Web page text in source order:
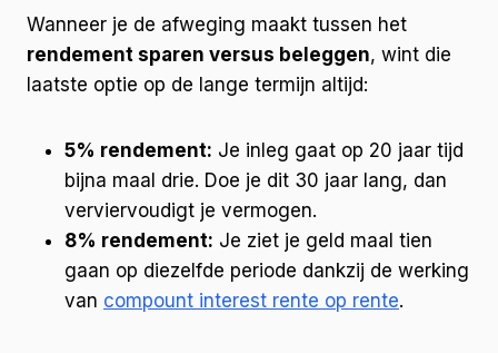
Wanneer je de afweging maakt tussen het
rendement sparen versus beleggen, wint die
laatste optie op de lange termijn altijd:
5% rendement: Je inleg gaat op 20 jaar tijd
bijna maal drie. Doe je dit 30 jaar lang, dan
verviervoudigt je vermogen.
8% rendement: Je ziet je geld maal tien
gaan op diezelfde periode dankzij de werking
van compount interest rente op rente.